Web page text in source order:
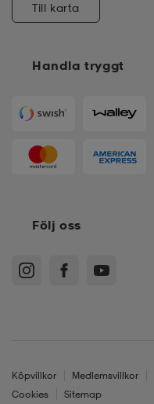
Handla tryggt
Till karta
Följ oss
Köpvillkor Medlemsvillkor
Cookies
Sitemap